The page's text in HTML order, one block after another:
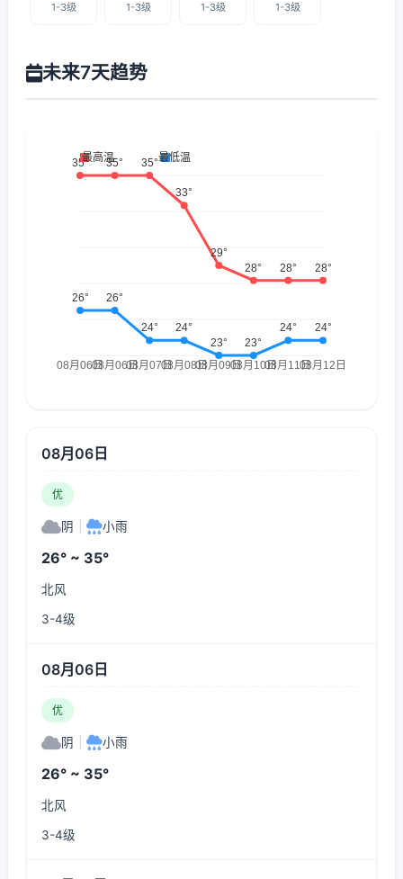
1-3级 1-3级 1-3级 1-3级
未来7天趋势
08月06日
优
阴 小雨
26° ~ 35°
北风
3-4级
08月06日
优
阴 小雨
26° ~ 35°
北风
3-4级